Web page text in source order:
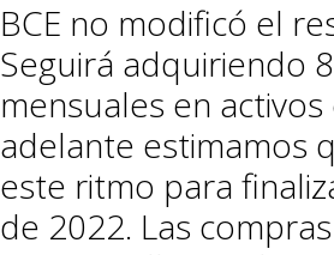
BCE no modificó el
Seguirá adquiriendo
mensuales en
adelante estimamos
este ritmo para
de 2022. Las